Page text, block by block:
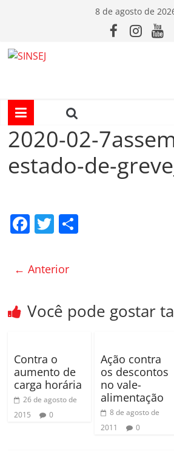
conteúdo
8 de agosto de
I
N
S
E
J
2020-02-
estado-de-
F
c
e
b
o
k
T
itt
er
ar
til
← Anterior
Você pode gostar
Contra o
aumento de
carga horária
26 de agosto de
2015
0
Ação contra
os descontos
no vale-
alimentação
8 de agosto de
2011
0